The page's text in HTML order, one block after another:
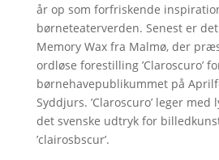
år op som forfriskende
børneteaterverden. Senest er
Memory Wax fra Malmø, der
ordløse forestilling ’Claroscuro’
børnehavepublikummet på
Syddjurs. ’Claroscuro’ leger med
det svenske udtryk for
’clairosbscur’.